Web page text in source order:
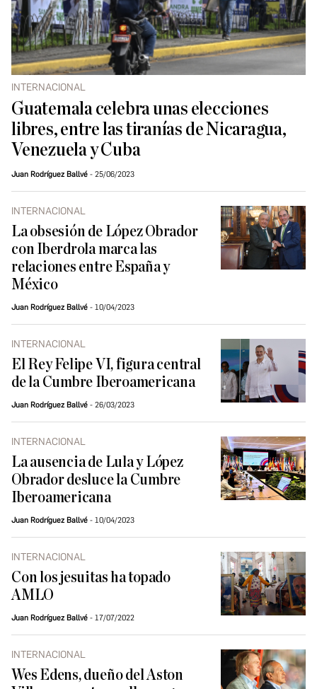
INTERNACIONAL
Guatemala celebra unas elecciones
libres, entre las tiranías de Nicaragua,
Venezuela y Cuba
Juan Rodríguez Ballvé 25/06/2023
INTERNACIONAL
La obsesión de López Obrador
con Iberdrola marca las
relaciones entre España y
México
Juan Rodríguez Ballvé 10/04/2023
INTERNACIONAL
El Rey Felipe VI, figura central
de la Cumbre Iberoamericana
Juan Rodríguez Ballvé 26/03/2023
INTERNACIONAL
La ausencia de Lula y López
Obrador desluce la Cumbre
Iberoamericana
Juan Rodríguez Ballvé 10/04/2023
INTERNACIONAL
Con los jesuitas ha topado
AMLO
Juan Rodríguez Ballvé 17/07/2022
INTERNACIONAL
Wes Edens, dueño del Aston